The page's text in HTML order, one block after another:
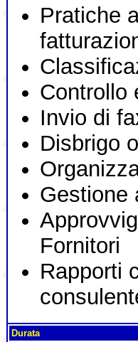
Pratiche
Controllo
Invio di
Disbrigo
Gestione
Fornitori
Rapporti
Durata